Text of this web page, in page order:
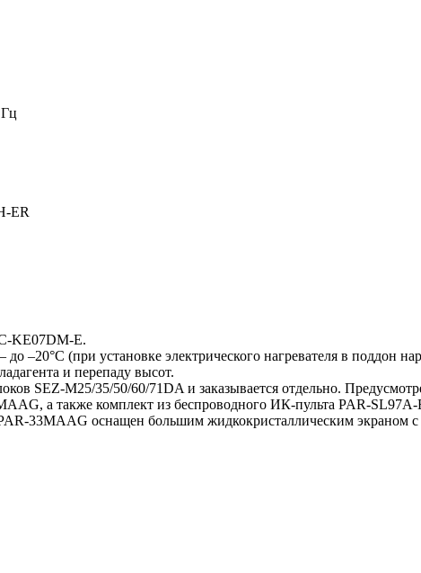
ER
KE07DM-E.
–20°С (при установке электрического нагревателя в поддон
и перепаду высот.
SEZ-M25/35/50/60/71DA и заказывается отдельно.
а также комплект из беспроводного ИК-пульта PAR-
33MAAG оснащен большим жидкокристаллическим экраном с